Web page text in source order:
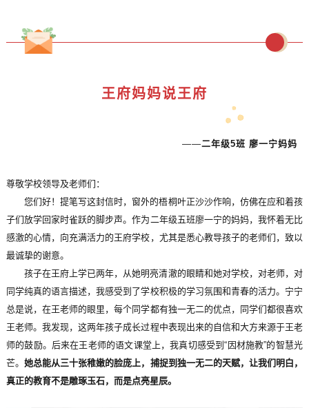
王府妈妈说王府
——二年级5班 廖一宁妈妈
尊敬学校领导及老师们：
您们好！提笔写这封信时，窗外的梧桐叶正沙沙作响，仿佛在应和着孩
子们放学回家时雀跃的脚步声。作为二年级五班廖一宁的妈妈，我怀着无比
感激的心情，向充满活力的王府学校，尤其是悉心教导孩子的老师们，致以
最诚挚的谢意。
孩子在王府上学已两年，从她明亮清澈的眼睛和她对学校，对老师，对
同学纯真的语言描述，我感受到了学校积极的学习氛围和青春的活力。宁宁
总是说，在王老师的眼里，每个同学都有独一无二的优点，同学们都很喜欢
王老师。我发现，这两年孩子成长过程中表现出来的自信和大方来源于王老
师的鼓励。后来在王老师的语文课堂上，我真切感受到“因材施教”的智慧光
芒。她总能从三十张稚嫩的脸庞上，捕捉到独一无二的天赋，让我们明白，
真正的教育不是雕琢玉石，而是点亮星辰。